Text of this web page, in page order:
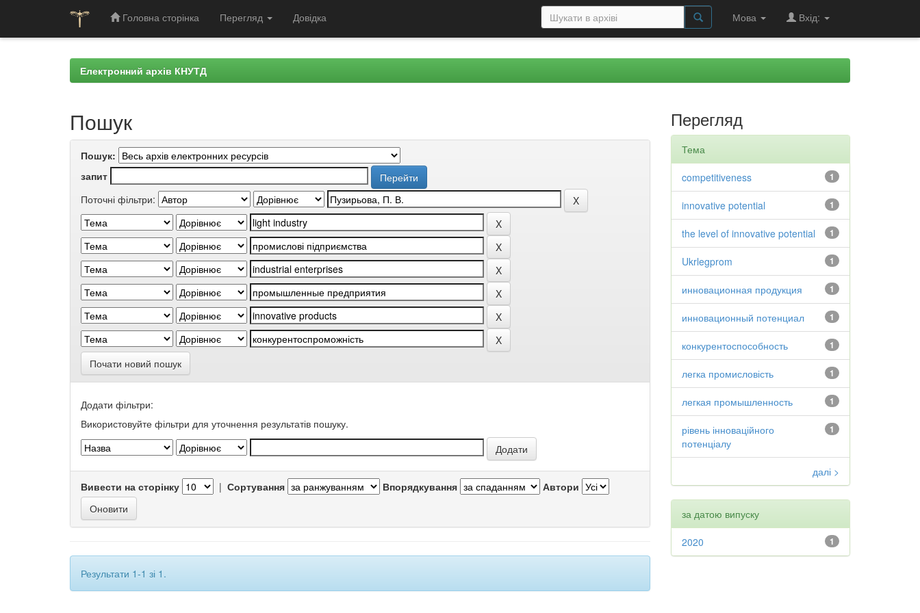
Головна сторінка Перегляд Довідка Мова Вхід:
Електронний архів КНУТД
Пошук
Пошук:
запит
Поточні фільтри:
Почати новий пошук
Додати фільтри:
Використовуйте фільтри для уточнення результатів пошуку.
Вивести на сторінку | Сортування Впорядкування Автори
Результати 1-1 зі 1.
Перегляд
Тема
1
competitiveness
1
innovative potential
1
the level of innovative potential
1
Ukrlegprom
1
инновационная продукция
1
инновационный потенциал
1
конкурентоспособность
1
легка промисловість
1
легкая промышленность
1
рівень інноваційного
потенціалу
далі >
за датою випуску
1
2020